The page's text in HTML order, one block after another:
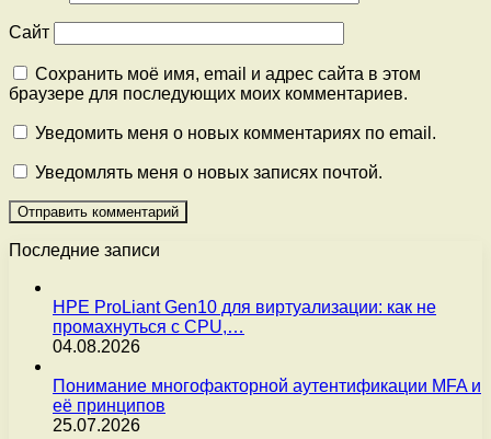
Сайт
Сохранить моё имя, email и адрес сайта в этом
браузере для последующих моих комментариев.
Уведомить меня о новых комментариях по email.
Уведомлять меня о новых записях почтой.
Последние записи
HPE ProLiant Gen10 для виртуализации: как не
промахнуться с CPU,…
04.08.2026
Понимание многофакторной аутентификации MFA и
её принципов
25.07.2026